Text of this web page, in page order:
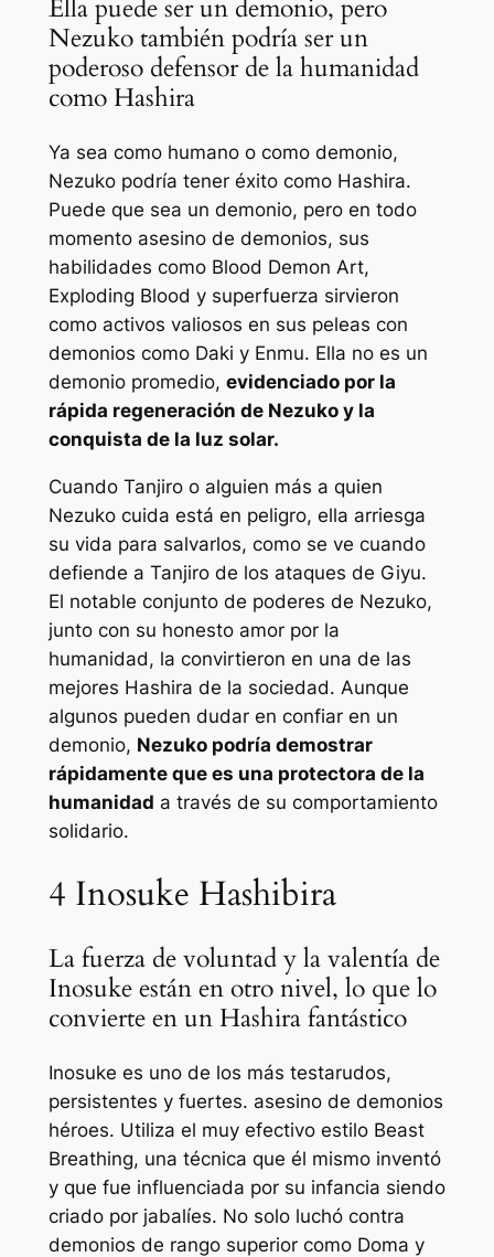
Ella puede ser un demonio, pero
Nezuko también podría ser un
poderoso defensor de la humanidad
como Hashira
Ya sea como humano o como demonio,
Nezuko podría tener éxito como Hashira.
Puede que sea un demonio, pero en todo
momento asesino de demonios, sus
habilidades como Blood Demon Art,
Exploding Blood y superfuerza sirvieron
como activos valiosos en sus peleas con
demonios como Daki y Enmu. Ella no es un
demonio promedio, evidenciado por la
rápida regeneración de Nezuko y la
conquista de la luz solar.
Cuando Tanjiro o alguien más a quien
Nezuko cuida está en peligro, ella arriesga
su vida para salvarlos, como se ve cuando
defiende a Tanjiro de los ataques de Giyu.
El notable conjunto de poderes de Nezuko,
junto con su honesto amor por la
humanidad, la convirtieron en una de las
mejores Hashira de la sociedad. Aunque
algunos pueden dudar en confiar en un
demonio, Nezuko podría demostrar
rápidamente que es una protectora de la
humanidad a través de su comportamiento
solidario.
4 Inosuke Hashibira
La fuerza de voluntad y la valentía de
Inosuke están en otro nivel, lo que lo
convierte en un Hashira fantástico
Inosuke es uno de los más testarudos,
persistentes y fuertes. asesino de demonios
héroes. Utiliza el muy efectivo estilo Beast
Breathing, una técnica que él mismo inventó
y que fue influenciada por su infancia siendo
criado por jabalíes. No solo luchó contra
demonios de rango superior como Doma y